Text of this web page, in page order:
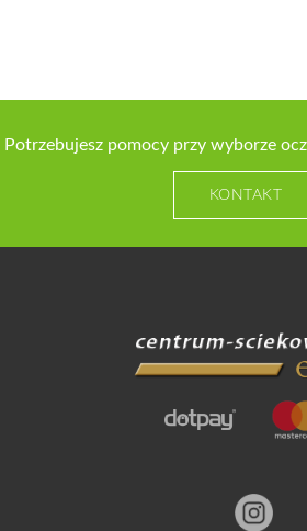
Potrzebujesz pomocy przy wyborze
KONTAKT